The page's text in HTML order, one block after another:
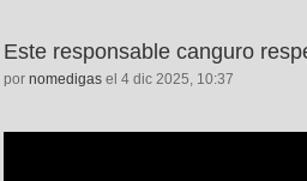
Este responsable canguro
por nomedigas el 4 dic 2025, 10:37